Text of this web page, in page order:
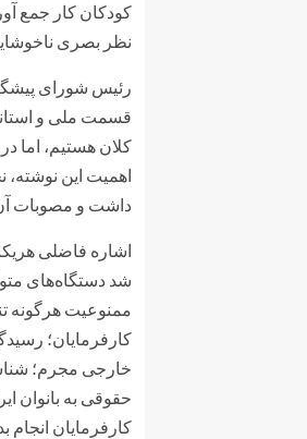
کودکان کار جمع
نظر بصری
رئیس شورای
قسمت ملی و
کلان هستیم، اما
اهمیت این
داشت و مصوبات
شد دستگاه‌های
ممنوعیت هرگونه
کارفرمایان؛
خارجی مجرم؛
حقوقی به بانوان
کارفرمایان انجام